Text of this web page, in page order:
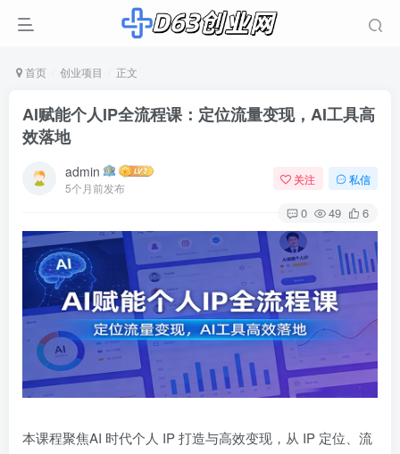
首页 创业项目 正文
AI赋能个人IP全流程课：定位流量变现，AI工具高
效落地
admin
5个月前发布
关注 私信
0 49 6
本课程聚焦AI 时代个人 IP 打造与高效变现，从 IP 定位、流